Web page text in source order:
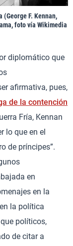
(George F. Kennan,
foto vía Wikimedia
diplomático que
afirmativa, pues,
de la contención
Fría, Kennan
lo que en el
de príncipes”.
en
en la
la política
políticos,
de citar a